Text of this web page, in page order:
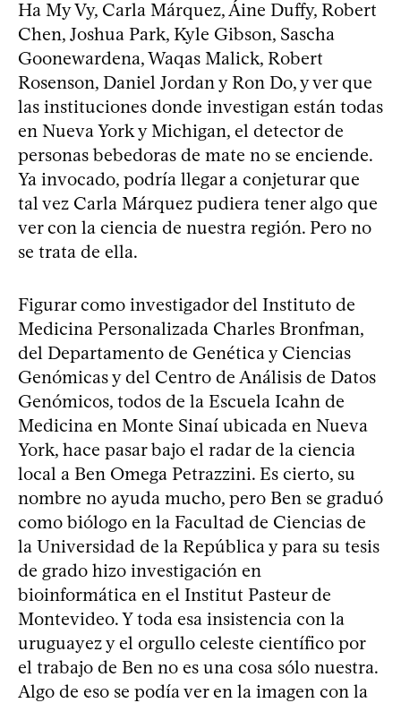
Ha My Vy, Carla Márquez, Áine Duffy, Robert
Chen, Joshua Park, Kyle Gibson, Sascha
Goonewardena, Waqas Malick, Robert
Rosenson, Daniel Jordan y Ron Do, y ver que
las instituciones donde investigan están todas
en Nueva York y Michigan, el detector de
personas bebedoras de mate no se enciende.
Ya invocado, podría llegar a conjeturar que
tal vez Carla Márquez pudiera tener algo que
ver con la ciencia de nuestra región. Pero no
se trata de ella.
Figurar como investigador del Instituto de
Medicina Personalizada Charles Bronfman,
del Departamento de Genética y Ciencias
Genómicas y del Centro de Análisis de Datos
Genómicos, todos de la Escuela Icahn de
Medicina en Monte Sinaí ubicada en Nueva
York, hace pasar bajo el radar de la ciencia
local a Ben Omega Petrazzini. Es cierto, su
nombre no ayuda mucho, pero Ben se graduó
como biólogo en la Facultad de Ciencias de
la Universidad de la República y para su tesis
de grado hizo investigación en
bioinformática en el Institut Pasteur de
Montevideo. Y toda esa insistencia con la
uruguayez y el orgullo celeste científico por
el trabajo de Ben no es una cosa sólo nuestra.
Algo de eso se podía ver en la imagen con la